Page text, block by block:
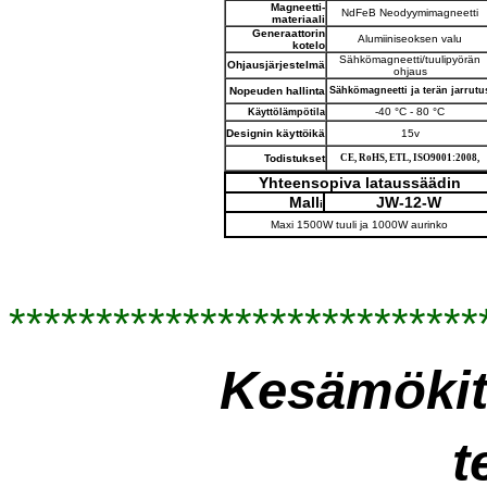
Magneetti-
materiaali
NdFeB Neodyymimagneetti
Generaattorin
kotelo
Alumiiniseoksen valu
Ohjausjärjestelmä
Sähkömagneetti/tuulipyörän
ohjaus
Nopeuden hallinta Sähkömagneetti ja terän
Käyttölämpötila
-40 °C - 80 °C
Designin käyttöikä
15v
Todistukset CE, RoHS, ETL, ISO9001:2008,
Yhteensopiva lataussäädin
Malli JW-12-W
Maxi 1500W tuuli ja 1000W aurinko